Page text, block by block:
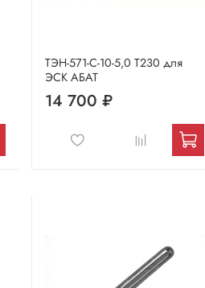
ТЭН-571-С-10-5,0 Т230 для
ЭСК АБАТ
14 700 ₽